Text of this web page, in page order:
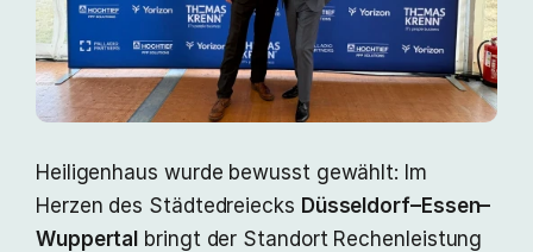
Heiligenhaus wurde bewusst gewählt: Im
Herzen des Städtedreiecks Düsseldorf–Essen–
Wuppertal bringt der Standort Rechenleistung